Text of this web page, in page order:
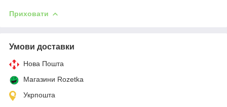
Приховати
Умови доставки
Нова Пошта
Магазини Rozetka
Укрпошта